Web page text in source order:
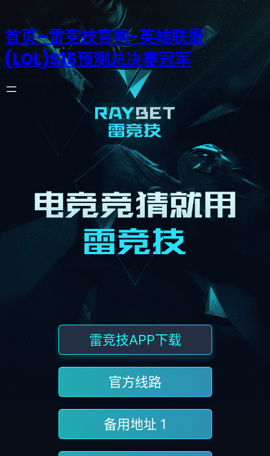
首页–雷竞技官网-英雄联盟
(LOL)S15预测总决赛冠军